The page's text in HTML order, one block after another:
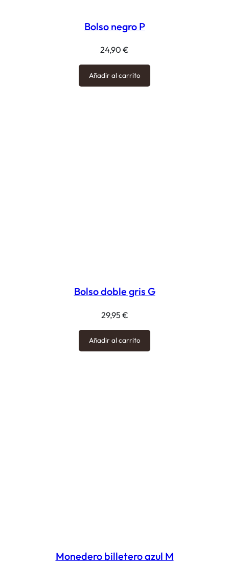
Bolso negro P
24,90 €
Añadir al carrito
Bolso doble gris G
29,95€
Añadir al carrito
Monedero billetero azul M